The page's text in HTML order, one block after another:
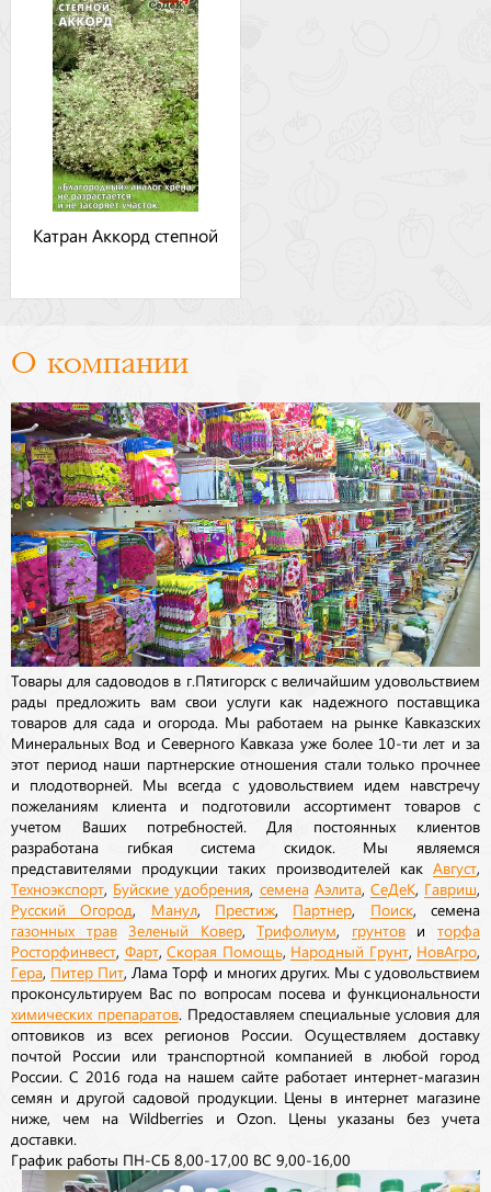
Катран Аккорд степной
О компании
Товары для садоводов в г.Пятигорск с величайшим удовольствием
рады предложить вам свои услуги как надежного поставщика
товаров для сада и огорода. Мы работаем на рынке Кавказских
Минеральных Вод и Северного Кавказа уже более 10-ти лет и за
этот период наши партнерские отношения стали только прочнее
и плодотворней. Мы всегда с удовольствием идем навстречу
пожеланиям клиента и подготовили ассортимент товаров с
учетом Ваших потребностей. Для постоянных клиентов
разработана гибкая система скидок. Мы являемся
представителями продукции таких производителей как Август
Техноэкспорт Буйские удобрения семена Аэлита, СеДеК Гавриш
Русский Огород Манул, Престиж Партнер Поиск, семена
газонных трав Зеленый Ковер,Трифолиум грунтовиторфа
Росторфинвест Фарт, Скорая Помощь Народный Грунт, НовАгро
Гера Питер Пит , Лама Торф и многих других. Мы с удовольствием
проконсультируем Вас по вопросам посева и функциональности
химических препаратов. Предоставляем специальные условия для
оптовиков из всех регионов России. Осуществляем доставку
почтой России или транспортной компанией в любой город
России. С 2016 года на нашем сайте работает интернет-магазин
семян и другой садовой продукции. Цены в интернет магазине
ниже, чем на Wildberries и Ozon. Цены указаны без учета
доставки.
График работы ПН-СБ 8,00-17,00 ВС 9,00-16,00